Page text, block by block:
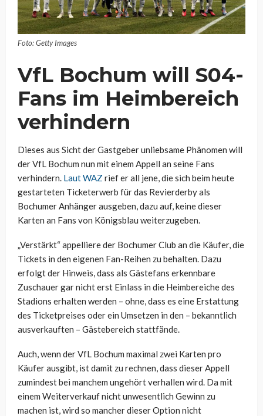
Foto: Getty Images
VfL Bochum will S04-
Fans im Heimbereich
verhindern
Dieses aus Sicht der Gastgeber unliebsame Phänomen will
der VfL Bochum nun mit einem Appell an seine Fans
verhindern. Laut WAZ rief er all jene, die sich beim heute
gestarteten Ticketerwerb für das Revierderby als
Bochumer Anhänger ausgeben, dazu auf, keine dieser
Karten an Fans von Königsblau weiterzugeben.
„Verstärkt“ appelliere der Bochumer Club an die Käufer, die
Tickets in den eigenen Fan-Reihen zu behalten. Dazu
erfolgt der Hinweis, dass als Gästefans erkennbare
Zuschauer gar nicht erst Einlass in die Heimbereiche des
Stadions erhalten werden – ohne, dass es eine Erstattung
des Ticketpreises oder ein Umsetzen in den – bekanntlich
ausverkauften – Gästebereich stattfände.
Auch, wenn der VfL Bochum maximal zwei Karten pro
Käufer ausgibt, ist damit zu rechnen, dass dieser Appell
zumindest bei manchem ungehört verhallen wird. Da mit
einem Weiterverkauf nicht unwesentlich Gewinn zu
machen ist, wird so mancher dieser Option nicht